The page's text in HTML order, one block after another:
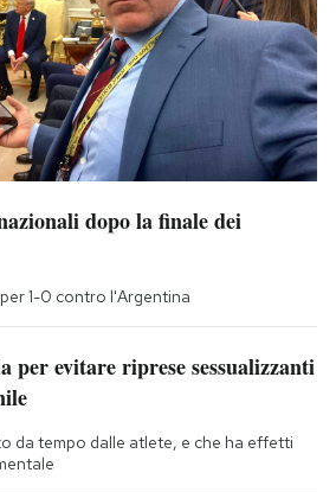
dopo la finale dei
1-0 contro l'Argentina
per evitare riprese sessualizzanti
da tempo dalle atlete, e che ha effetti